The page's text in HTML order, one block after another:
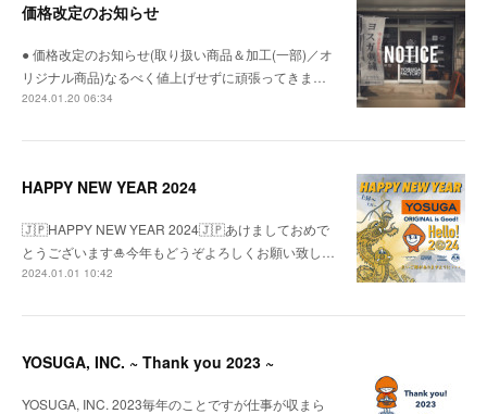
価格改定のお知らせ
● 価格改定のお知らせ(取り扱い商品＆加工(一部)／オ
リジナル商品)なるべく値上げせずに頑張ってきま…
2024.01.20 06:34
HAPPY NEW YEAR 2024
🇯🇵HAPPY NEW YEAR 2024🇯🇵あけましておめで
とうございます🎍今年もどうぞよろしくお願い致し…
2024.01.01 10:42
YOSUGA, INC. ~ Thank you 2023 ~
YOSUGA, INC. 2023毎年のことですが仕事が収まら